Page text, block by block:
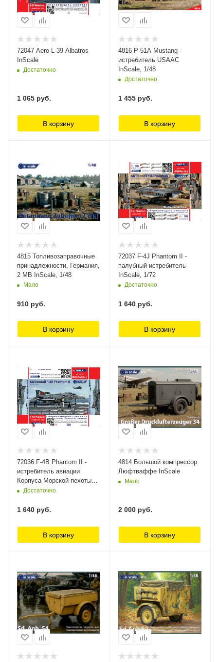
72047 Aero L-39 Albatros
InScale
Достаточно
1 065 руб.
В корзину
4816 P-51A Mustang -
истребитель USAAC
InScale, 1/48
Достаточно
1 455 руб.
В корзину
4815 Топливозаправочные
принадлежности, Германия,
2 МВ InScale, 1/48
Мало
910 руб.
В корзину
72037 F-4J Phantom II -
палубный истребитель
InScale, 1/72
Достаточно
1 640 руб.
В корзину
72036 F-4B Phantom II -
истребитель авиации
Корпуса Морской пехоты
InScale, 1/72
Достаточно
1 640 руб.
В корзину
4814 Большой компрессор
Люфтваффе InScale
Мало
2 000 руб.
В корзину